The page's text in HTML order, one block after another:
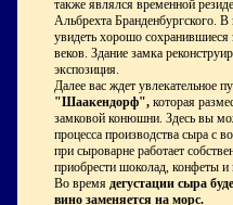
также являлся временной
Альбрехта Бранденбургского.
увидеть хорошо
веков. Здание замка
экспозиция.
Далее вас ждет увлекательное
"Шаакендорф", которая
замковой конюшни. Здесь вы
процесса производства сыра с
при сыроварне работает
приобрести шоколад, конфеты
Во время дегустации сыра
вино заменяется на морс.